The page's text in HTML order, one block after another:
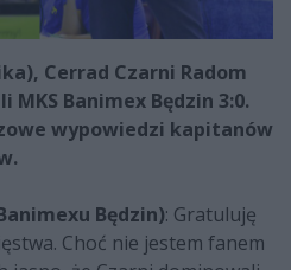
Cerrad Czarni Radom
MKS Banimex Będzin 3:0.
wypowiedzi kapitanów
Będzin): Gratuluję
Choć nie jestem fanem